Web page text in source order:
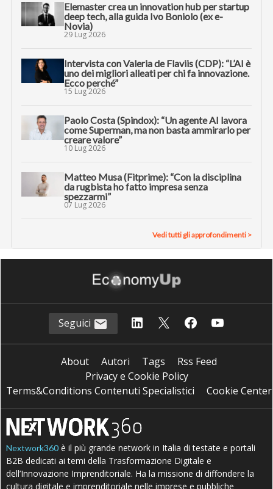
Elemaster crea un innovation hub per startup
deep tech, alla guida Ivo Boniolo (ex e-
Novia)
29 Lug 2026
Intervista con Valeria de Flaviis (CDP): “L’AI è
uno dei migliori alleati per chi fa innovazione.
Ecco perché”
15 Lug 2026
Paolo Costa (Spindox): “Un agente AI lavora
come Superman, ma non basta ammirarlo per
creare valore”
10 Lug 2026
Matteo Musa (Fitprime): “Con la disciplina
da rugbista ho fatto impresa senza
spezzarmi”
07 Lug 2026
Vedi tutti gli approfondimenti >
Seguici
About Autori Tags
Rss Feed
Privacy e Cookie Policy
Terms&Conditions Contenuti Specialistici
Cookie Center
Nextwork360 è il più grande network in Italia di testate e portali
B2B dedicati ai temi della Trasformazione Digitale e
dell’Innovazione Imprenditoriale. Ha la missione di diffondere la
cultura digitale e imprenditoriale nelle imprese e pubbliche